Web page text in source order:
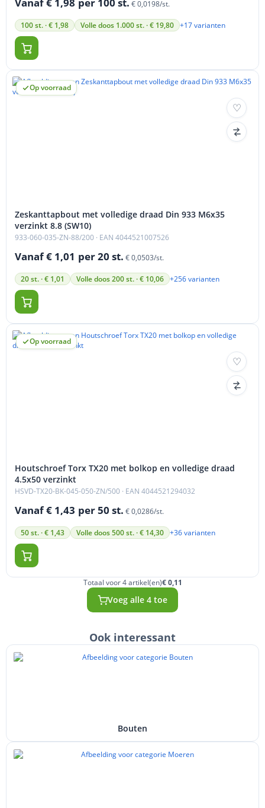
€ 0,0198/st.
100 st. · € 1,98 Volle doos 1.000 st. · € 19,80 +17 varianten
Op voorraad
Zeskanttapbout met volledige draad Din 933 M6x35
verzinkt 8.8 (SW10)
933-060-035-ZN-88/200 · EAN 4044521007526
Vanaf € 1,01 per 20 st. € 0,0503/st.
20 st. · € 1,01 Volle doos 200 st. · € 10,06 +256 varianten
Op voorraad
Houtschroef Torx TX20 met bolkop en volledige draad
4.5x50 verzinkt
HSVD-TX20-BK-045-050-ZN/500 · EAN 4044521294032
Vanaf € 1,43 per 50 st. € 0,0286/st.
50 st. · € 1,43 Volle doos 500 st. · € 14,30 +36 varianten
Totaal voor 4 artikel(en)€ 0,11
Voeg alle 4 toe
Ook interessant
Bouten